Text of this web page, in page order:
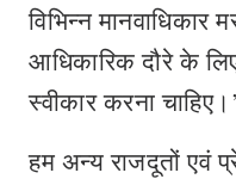
विभिन्न
आधिकारिक दौरे के
स्वीकार करना चाहिए।’
हम अन्य राजदूतों एवं